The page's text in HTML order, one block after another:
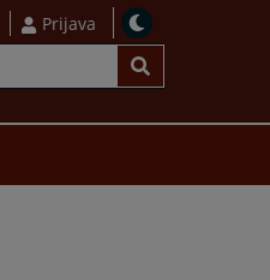
Prijava